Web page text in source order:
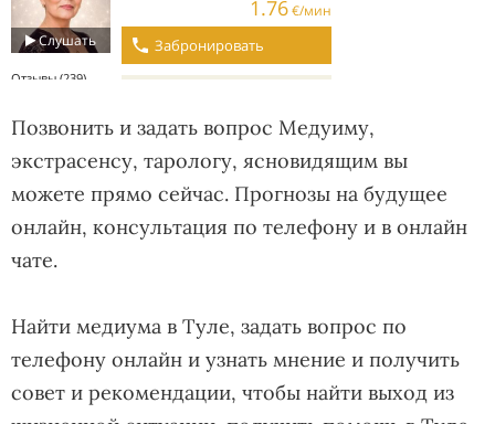
Позвонить и задать вопрос Медуиму,
экстрасенсу, тарологу, ясновидящим вы
можете прямо сейчас. Прогнозы на будущее
онлайн, консультация по телефону и в онлайн
чате.
Найти медиума в Туле, задать вопрос по
телефону онлайн и узнать мнение и получить
совет и рекомендации, чтобы найти выход из